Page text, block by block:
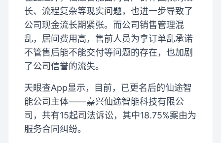
长、流程复杂等现实问题，也进一步导致了
公司现金流长期紧张。而公司销售管理混
乱，居间费用高，售前人员为拿订单乱承诺
不管售后能不能交付等问题的存在，也加剧
了公司信誉的流失。
天眼查App显示，目前，已更名后的仙途智
能公司主体——嘉兴仙途智能科技有限公
司，共有15起司法诉讼，其中18.75%案由为
服务合同纠纷。